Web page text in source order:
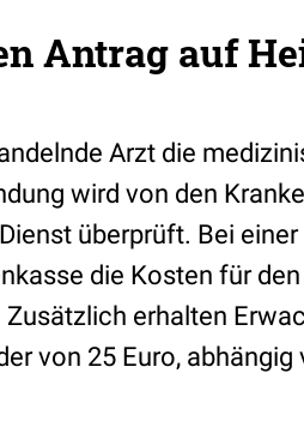
Antrag auf
Arzt die
wird von den
überprüft. Bei
die Kosten für
erhalten
von 25 Euro, abhängig